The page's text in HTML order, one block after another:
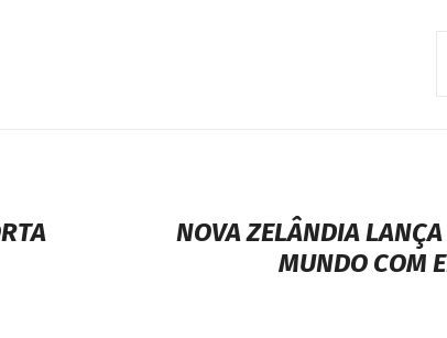
NOVA ZELÂNDIA
MUNDO COM